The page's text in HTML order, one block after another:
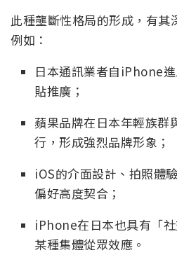
此種壟斷性格局的形成，有其
例如：
日本通訊業者自iPhone
貼推廣；
蘋果品牌在日本年輕族群
行，形成強烈品牌形象；
iOS的介面設計、拍照體
偏好高度契合；
iPhone在日本也具有「
某種集體從眾效應。